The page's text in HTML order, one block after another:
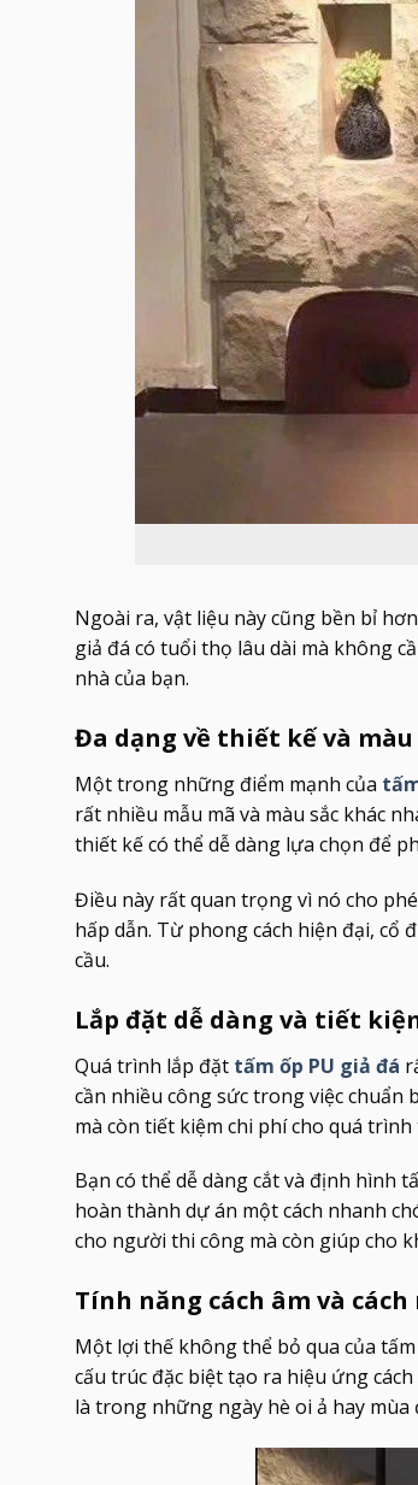
Ngoài ra, vật liệu này cũng bền bỉ
giả đá có tuổi thọ lâu dài mà không
nhà của bạn.
Đa dạng về thiết kế và màu
Một trong những điểm mạnh của
rất nhiều mẫu mã và màu sắc khác
thiết kế có thể dễ dàng lựa chọn để
Điều này rất quan trọng vì nó cho
hấp dẫn. Từ phong cách hiện đại, cổ
cầu.
Lắp đặt dễ dàng và tiết
Quá trình lắp đặt tấm ốp PU giả đá
cần nhiều công sức trong việc
mà còn tiết kiệm chi phí cho quá trình
Bạn có thể dễ dàng cắt và định hình
hoàn thành dự án một cách nhanh
cho người thi công mà còn giúp cho
Tính năng cách âm và
Một lợi thế không thể bỏ qua của
cấu trúc đặc biệt tạo ra hiệu ứng
là trong những ngày hè oi ả hay mùa